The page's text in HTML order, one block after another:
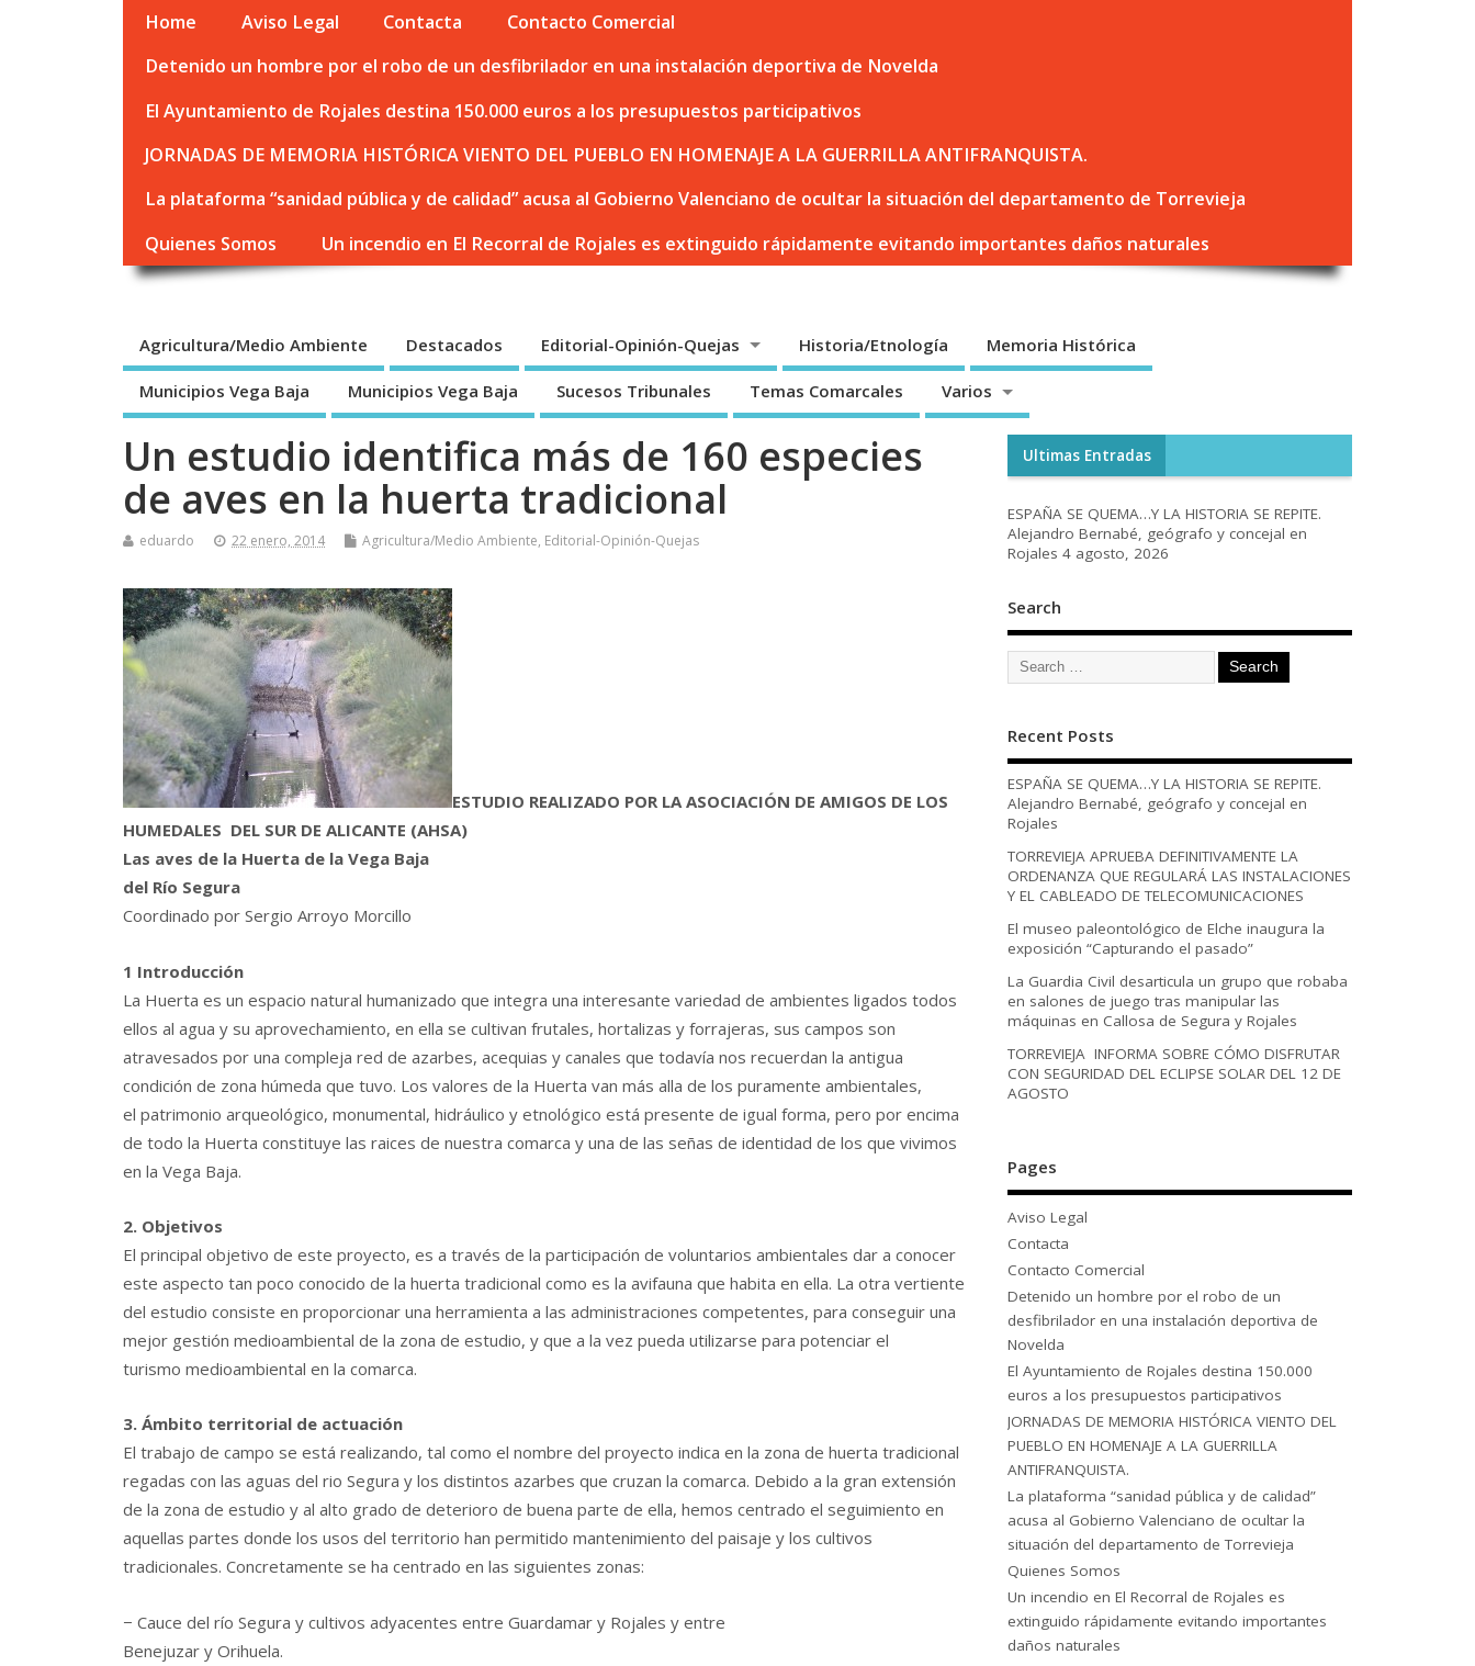
Home Aviso Legal Contacta
Contacto Comercial
Detenido un hombre por el robo de un desfibrilador en una instalación deportiva de Novelda
El Ayuntamiento de Rojales destina 150.000 euros a los presupuestos participativos
JORNADAS DE MEMORIA HISTÓRICA VIENTO DEL PUEBLO EN HOMENAJE A LA GUERRILLA ANTIFRANQUISTA.
La plataforma “sanidad pública y de calidad” acusa al Gobierno Valenciano de ocultar la situación del departamento de Torrevieja
Quienes Somos
Un incendio en El Recorral de Rojales es extinguido rápidamente evitando importantes daños naturales
Agricultura/Medio Ambiente Destacados Editorial-Opinión-Quejas Historia/Etnología Memoria Histórica
Municipios Vega Baja Municipios Vega Baja Sucesos Tribunales Temas Comarcales Varios
Un estudio identifica más de 160 especies
de aves en la huerta tradicional
eduardo 22 enero, 2014 Agricultura/Medio Ambiente, Editorial-Opinión-Quejas
ESTUDIO REALIZADO POR LA ASOCIACIÓN DE AMIGOS DE LOS
HUMEDALES DEL SUR DE ALICANTE (AHSA)
Las aves de la Huerta de la Vega Baja
del Río Segura
Coordinado por Sergio Arroyo Morcillo
1 Introducción
La Huerta es un espacio natural humanizado que integra una interesante variedad de ambientes ligados todos
ellos al agua y su aprovechamiento, en ella se cultivan frutales, hortalizas y forrajeras, sus campos son
atravesados por una compleja red de azarbes, acequias y canales que todavía nos recuerdan la antigua
condición de zona húmeda que tuvo. Los valores de la Huerta van más alla de los puramente ambientales,
el patrimonio arqueológico, monumental, hidráulico y etnológico está presente de igual forma, pero por encima
de todo la Huerta constituye las raices de nuestra comarca y una de las señas de identidad de los que vivimos
en la Vega Baja.
2. Objetivos
El principal objetivo de este proyecto, es a través de la participación de voluntarios ambientales dar a conocer
este aspecto tan poco conocido de la huerta tradicional como es la avifauna que habita en ella. La otra vertiente
del estudio consiste en proporcionar una herramienta a las administraciones competentes, para conseguir una
mejor gestión medioambiental de la zona de estudio, y que a la vez pueda utilizarse para potenciar el
turismo medioambiental en la comarca.
3. Ámbito territorial de actuación
El trabajo de campo se está realizando, tal como el nombre del proyecto indica en la zona de huerta tradicional
regadas con las aguas del rio Segura y los distintos azarbes que cruzan la comarca. Debido a la gran extensión
de la zona de estudio y al alto grado de deterioro de buena parte de ella, hemos centrado el seguimiento en
aquellas partes donde los usos del territorio han permitido mantenimiento del paisaje y los cultivos
tradicionales. Concretamente se ha centrado en las siguientes zonas:
− Cauce del río Segura y cultivos adyacentes entre Guardamar y Rojales y entre
Benejuzar y Orihuela.
Ultimas Entradas
ESPAÑA SE QUEMA…Y LA HISTORIA SE REPITE.
Alejandro Bernabé, geógrafo y concejal en
Rojales 4 agosto, 2026
Search
Recent Posts
ESPAÑA SE QUEMA…Y LA HISTORIA SE REPITE.
Alejandro Bernabé, geógrafo y concejal en
Rojales
TORREVIEJA APRUEBA DEFINITIVAMENTE LA
ORDENANZA QUE REGULARÁ LAS INSTALACIONES
Y EL CABLEADO DE TELECOMUNICACIONES
El museo paleontológico de Elche inaugura la
exposición “Capturando el pasado”
La Guardia Civil desarticula un grupo que robaba
en salones de juego tras manipular las
máquinas en Callosa de Segura y Rojales
TORREVIEJA INFORMA SOBRE CÓMO DISFRUTAR
CON SEGURIDAD DEL ECLIPSE SOLAR DEL 12 DE
AGOSTO
Pages
Aviso Legal
Contacta
Contacto Comercial
Detenido un hombre por el robo de un
desfibrilador en una instalación deportiva de
Novelda
El Ayuntamiento de Rojales destina 150.000
euros a los presupuestos participativos
JORNADAS DE MEMORIA HISTÓRICA VIENTO DEL
PUEBLO EN HOMENAJE A LA GUERRILLA
ANTIFRANQUISTA.
La plataforma “sanidad pública y de calidad”
acusa al Gobierno Valenciano de ocultar la
situación del departamento de Torrevieja
Quienes Somos
Un incendio en El Recorral de Rojales es
extinguido rápidamente evitando importantes
daños naturales